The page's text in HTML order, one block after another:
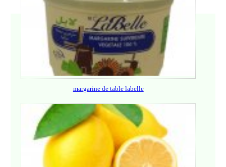
margarine de table labelle